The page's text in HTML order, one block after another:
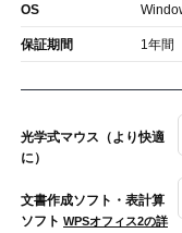
OS
保証期間 1年間
光学式マウス（より快適
に）
文書作成ソフト・表計算
ソフト WPSオフィス2の詳